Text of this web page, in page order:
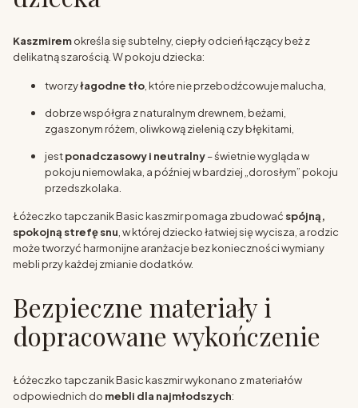
Kaszmiremokreśla się subtelny, ciepły odcień łączący beż z
delikatną szarością. W pokoju dziecka:
tworzyłagodne tło , które nie przebodźcowuje malucha,
dobrze współgra z naturalnym drewnem, beżami,
zgaszonym różem, oliwkową zielenią czy błękitami,
jestponadczasowy i neutralny– świetnie wygląda w
pokoju niemowlaka, a później w bardziej „dorosłym” pokoju
przedszkolaka.
Łóżeczko tapczanik Basic kaszmir pomaga zbudować spójną,
spokojną strefę snu , w której dziecko łatwiej się wycisza, a rodzic
może tworzyć harmonijne aranżacje bez konieczności wymiany
mebli przy każdej zmianie dodatków.
Bezpieczne materiały i
dopracowane wykończenie
Łóżeczko tapczanik Basic kaszmir wykonano z materiałów
odpowiednich do mebli dla najmłodszych: